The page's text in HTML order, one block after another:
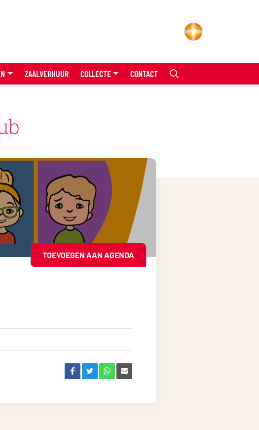
ZAALVERHUUR COLLECTE CONTACT
TOEVOEGEN AAN AGENDA